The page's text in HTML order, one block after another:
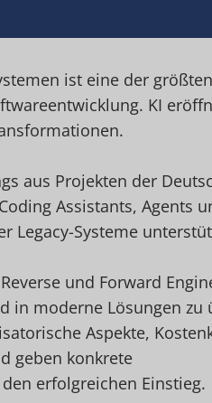
ist eine der größten
KI
aus Projekten der
Assistants, Agents
Legacy-Systeme
und Forward
in moderne Lösungen zu
Aspekte,
geben konkrete
erfolgreichen Einstieg.